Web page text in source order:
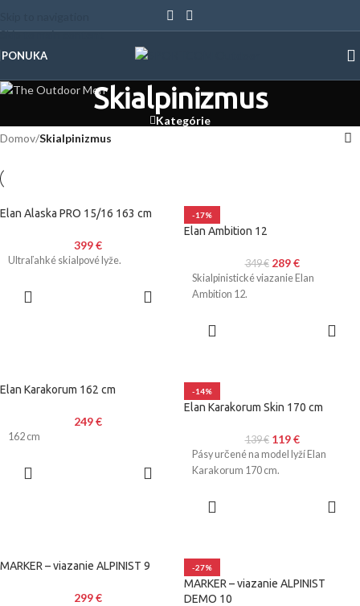
Skip to main content
PONUKA
Skialpinizmus
Kategórie
Domov/Skialpinizmus
Elan Alaska PRO 15/16 163 cm
399€
Ultraľahké skialpové lyže.
-17%
Elan Ambition 12
349€ 289€
Skialpinistické viazanie Elan
Ambition 12.
Elan Karakorum 162 cm
249€
162 cm
-14%
Elan Karakorum Skin 170 cm
139€ 119€
Pásy určené na model lyží Elan
Karakorum 170 cm.
MARKER – viazanie ALPINIST 9
299€
-27%
MARKER – viazanie ALPINIST
DEMO 10